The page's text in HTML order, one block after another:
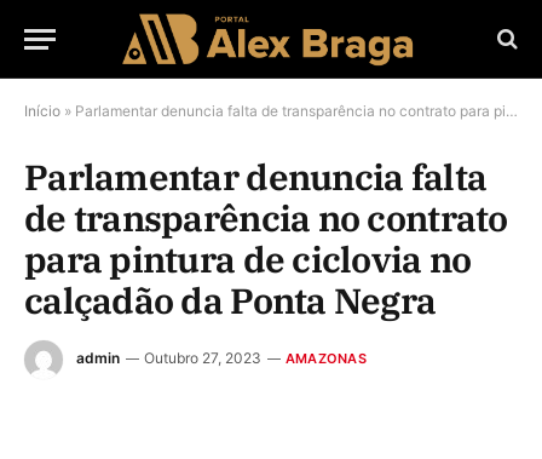
Início » Parlamentar denuncia falta de transparência no contrato para pintura de ciclovia no calçadão da Ponta Negra
Parlamentar denuncia falta
de transparência no contrato
para pintura de ciclovia no
calçadão da Ponta Negra
admin Outubro 27, 2023 AMAZONAS